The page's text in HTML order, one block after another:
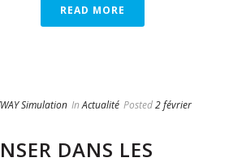
READ MORE
Simulation In Actualité Posted2 février
DANS LES